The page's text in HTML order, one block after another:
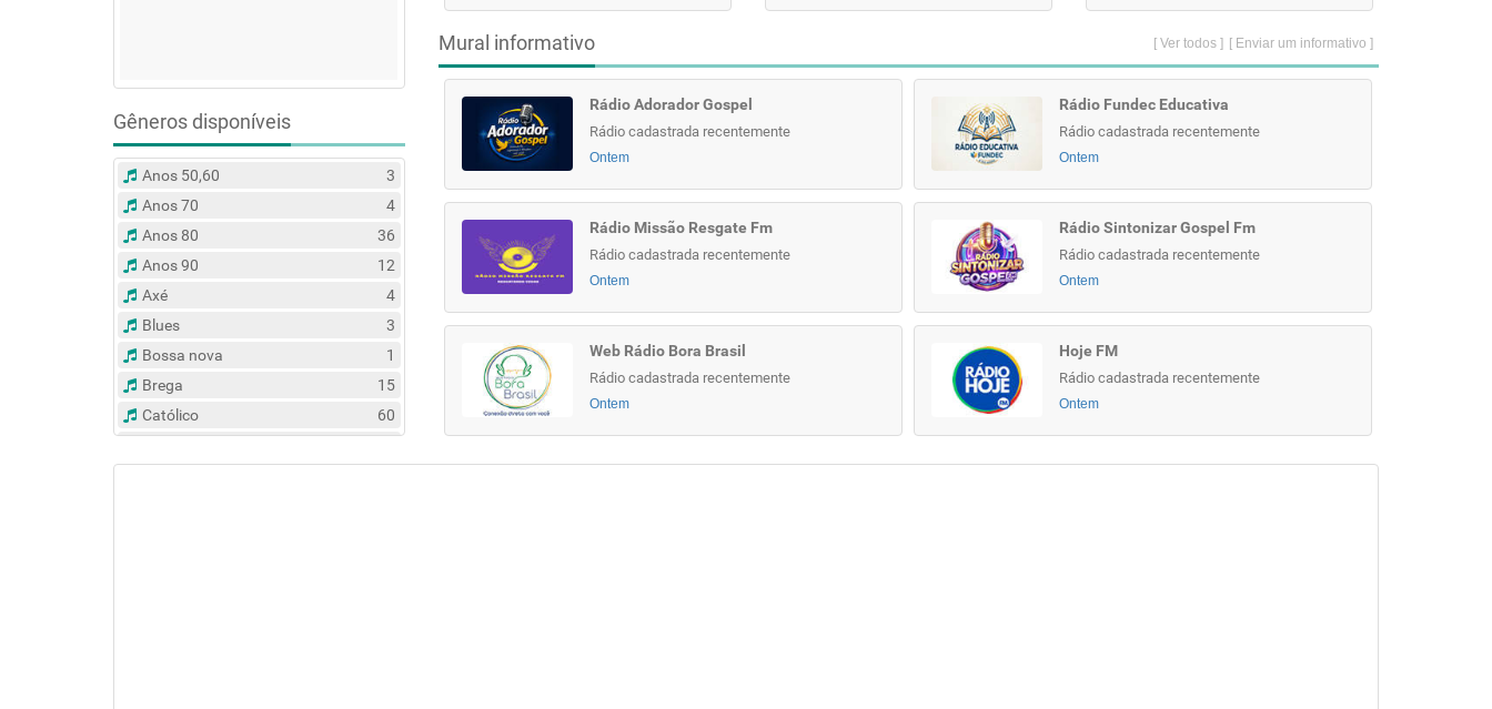
Gêneros disponíveis
Anos 50,60
3
Anos 70
4
Anos 80
36
Anos 90
12
Axé
4
Blues
3
Bossa nova
1
Brega
15
Católico
60
Mural informativo [ Enviar um informativo ]
[ Ver todos ]
Rádio Adorador Gospel
Rádio cadastrada recentemente
Ontem
Rádio Fundec Educativa
Rádio cadastrada recentemente
Ontem
Rádio Missão Resgate Fm
Rádio cadastrada recentemente
Ontem
Rádio Sintonizar Gospel Fm
Rádio cadastrada recentemente
Ontem
Web Rádio Bora Brasil
Rádio cadastrada recentemente
Ontem
Hoje FM
Rádio cadastrada recentemente
Ontem